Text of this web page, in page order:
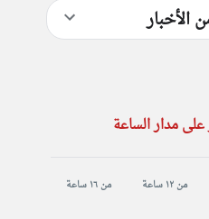
الأخبار
على مدار الساعة
من ١٢ ساعة من ١٦ ساعة